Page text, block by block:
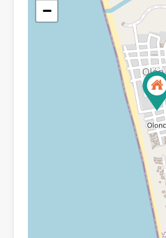
−